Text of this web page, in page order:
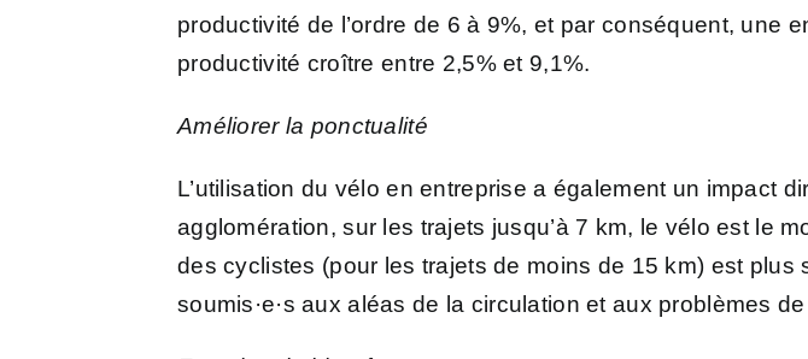
productivité de l’ordre de 6 à 9%, et par conséquent, une
productivité croître entre 2,5% et 9,1%.
Améliorer la ponctualité
L’utilisation du vélo en entreprise a également un impact
agglomération, sur les trajets jusqu’à 7 km, le vélo est le
des cyclistes (pour les trajets de moins de 15 km) est
soumis·e·s aux aléas de la circulation et aux problèmes